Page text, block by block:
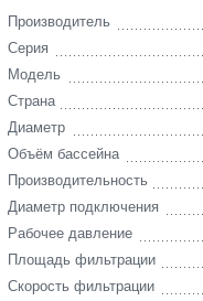
Производитель
Серия
Модель
Страна
Диаметр
Объём бассейна
Производительность
Диаметр подключения
Рабочее давление
Площадь фильтрации
Скорость фильтрации